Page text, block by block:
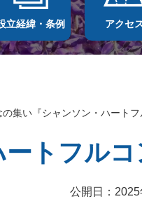
立経緯・条例 アクセ
集い『シャンソン・ハートフ
トフルコ
公開日：